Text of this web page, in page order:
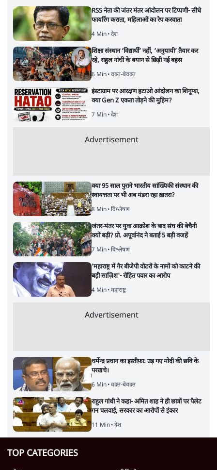
RSS नेता की जंतर मंतर आंदोलन पर टिप्पणी- सीधे
फायरिंग कराता, महिलाओं का रेप करवाता
4 Min• देश
शिक्षा संस्थान ‘विद्यार्थी’ नहीं, ‘अनुयायी’ तैयार कर
रहे, राहुल गांधी के बयान से छिड़ी नई बहस
6 Min• वक़्त-बेवक़्त
इंस्टाग्राम पर आरक्षण हटाओ आंदोलन का शिगूफा,
क्या Gen Z एकता तोड़ने की मुहिम?
7 Min• देश
Advertisement
क्या 95 साल पुराने भारतीय सांख्यिकी संस्थान की
स्वायत्तता पर भी अब मंडरा रहा ख़तरा?
8 Min• विश्लेषण
जंतर-मंतर पर युवा आक्रोश के बाद संघ की बेचैनी
क्यों बढ़ी? प्रो. अपूर्वानंद ने बताईं 5 बड़ी वजहें
7 Min• विश्लेषण
'महाराष्ट्र में गैर बीजेपी वोटरों के नामों को काटने की
बड़ी साज़िश'- रोहित पवार का आरोप
4 Min• महाराष्ट्र
Advertisement
धर्मेन्द्र प्रधान का इस्तीफ़ा: उड़ गए मोदी की छवि के
परखचे।
6 Min• वक़्त-बेवक़्त
राहुल गांधी ने कहा- अमित शाह ने ही छात्रों पर पैलेट
गन चलवाई, सरकार का आरोपों से इंकार
11 Min• देश
TOP CATEGORIES